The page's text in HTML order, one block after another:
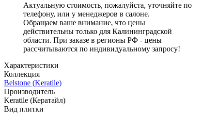
Актуальную стоимость, пожалуйста, уточняйте по
телефону, или у менеджеров в салоне.
Обращаем ваше внимание, что цены
действительны только для Калининградской
области. При заказе в регионы РФ - цены
рассчитываются по индивидуальному запросу!
Характеристики
Коллекция
Belstone (Keratile)
Производитель
Keratile (Кератайл)
Вид плитки